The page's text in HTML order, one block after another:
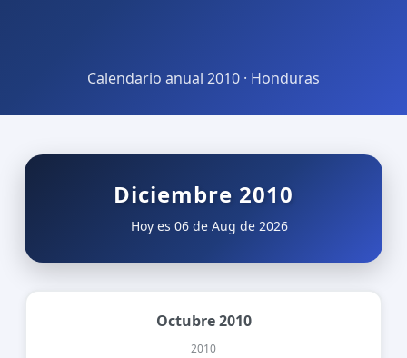
Calendario anual 2010 · Honduras
Diciembre 2010
Hoy es 06 de Aug de 2026
Octubre 2010
2010